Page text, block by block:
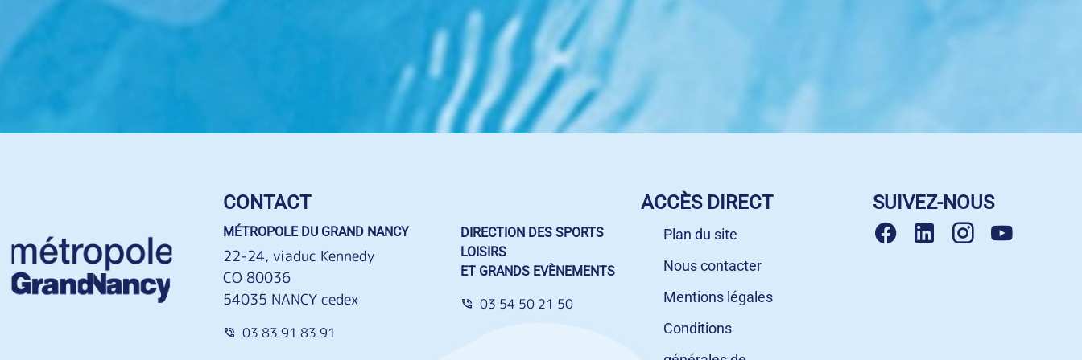
CONTACT
MÉTROPOLE DU GRAND NANCY
22-24, viaduc Kennedy
CO 80036
54035 NANCY cedex
03 83 91 83 91
DIRECTION DES SPORTS
LOISIRS
ET GRANDS EVÈNEMENTS
03 54 50 21 50
ACCÈS DIRECT
Plan du site
Nous contacter
Mentions légales
Conditions
SUIVEZ-NOUS